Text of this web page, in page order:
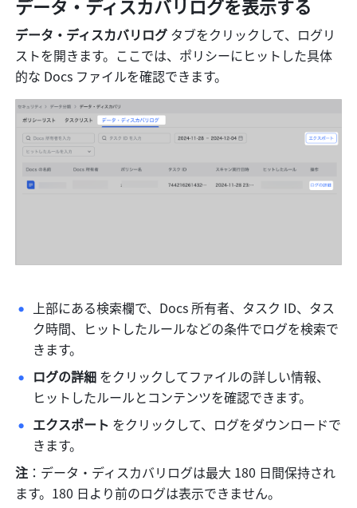
データ・ディスカバリログを表示する
データ・ディスカバリログ タブをクリックして、ログリ
ストを開きます。ここでは、ポリシーにヒットした具体
的な Docs ファイルを確認できます。
上部にある検索欄で、Docs 所有者、タスク ID、タス
ク時間、ヒットしたルールなどの条件でログを検索で
きます。
ログの詳細 をクリックしてファイルの詳しい情報、
ヒットしたルールとコンテンツを確認できます。
エクスポート をクリックして、ログをダウンロードで
きます。
注 ：データ・ディスカバリログは最大 180 日間保持され
ます。180 日より前のログは表示できません。